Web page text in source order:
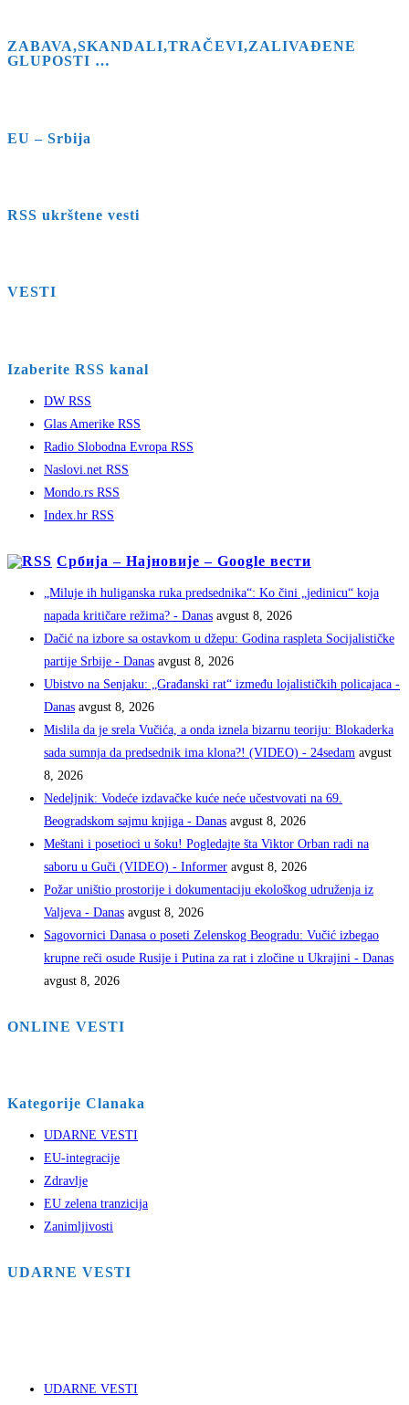
ZABAVA,SKANDALI,TRAČEVI,ZALIVAĐENE
GLUPOSTI …
EU – Srbija
RSS ukrštene vesti
VESTI
Izaberite RSS kanal
DW RSS
Glas Amerike RSS
Radio Slobodna Evropa RSS
Naslovi.net RSS
Mondo.rs RSS
Index.hr RSS
Србија – Најновије – Google вести
„Miluje ih huliganska ruka predsednika“: Ko čini „jedinicu“ koja
napada kritičare režima? - Danas avgust 8, 2026
Dačić na izbore sa ostavkom u džepu: Godina raspleta Socijalističke
partije Srbije - Danas avgust 8, 2026
Ubistvo na Senjaku: „Građanski rat“ između lojalističkih policajaca -
Danas avgust 8, 2026
Mislila da je srela Vučića, a onda iznela bizarnu teoriju: Blokaderka
sada sumnja da predsednik ima klona?! (VIDEO) - 24sedam avgust
8, 2026
Nedeljnik: Vodeće izdavačke kuće neće učestvovati na 69.
Beogradskom sajmu knjiga - Danas avgust 8, 2026
Meštani i posetioci u šoku! Pogledajte šta Viktor Orban radi na
saboru u Guči (VIDEO) - Informer avgust 8, 2026
Požar uništio prostorije i dokumentaciju ekološkog udruženja iz
Valjeva - Danas avgust 8, 2026
Sagovornici Danasa o poseti Zelenskog Beogradu: Vučić izbegao
krupne reči osude Rusije i Putina za rat i zločine u Ukrajini - Danas
avgust 8, 2026
ONLINE VESTI
Kategorije Clanaka
UDARNE VESTI
EU-integracije
Zdravlje
EU zelena tranzicija
Zanimljivosti
UDARNE VESTI
UDARNE VESTI